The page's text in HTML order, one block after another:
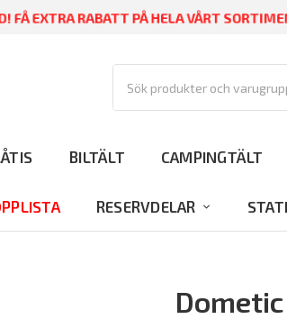
FÅ EXTRA RABATT PÅ HELA VÅRT
BILTÄLT CAMPINGTÄLT
RESERVDELAR